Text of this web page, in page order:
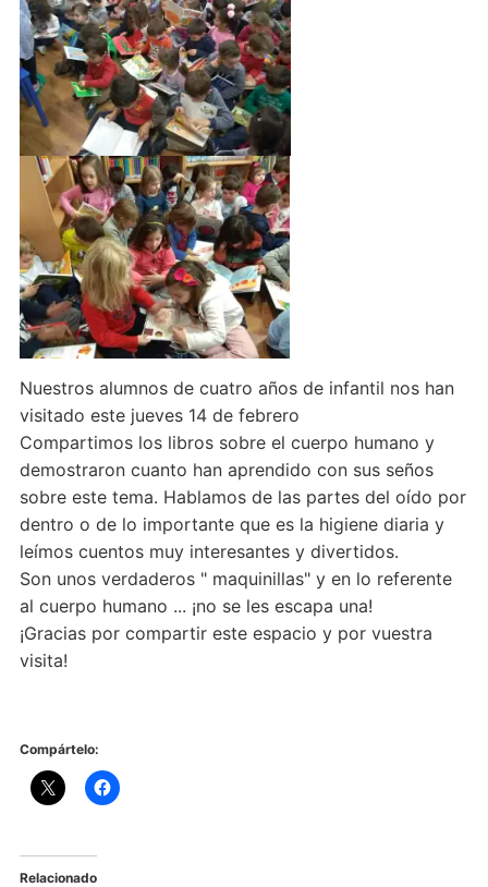
Nuestros alumnos de cuatro años de infantil nos han
visitado este jueves 14 de febrero
Compartimos los libros sobre el cuerpo humano y
demostraron cuanto han aprendido con sus seños
sobre este tema. Hablamos de las partes del oído por
dentro o de lo importante que es la higiene diaria y
leímos cuentos muy interesantes y divertidos.
Son unos verdaderos " maquinillas" y en lo referente
al cuerpo humano ... ¡no se les escapa una!
¡Gracias por compartir este espacio y por vuestra
visita!
Compártelo:
Relacionado